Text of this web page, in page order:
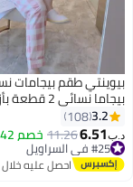
15
بيوينتي طقم بيجامات
بيجاما نسائي
بيجامة ناعمة بأكمام
طقم ملابس نوم طقم
بنات طقم استراحة
3.2
108
د.ب‏6.51
11.26خصم 42%
#25 في السراويل
#25 في السراويل احصل عليه